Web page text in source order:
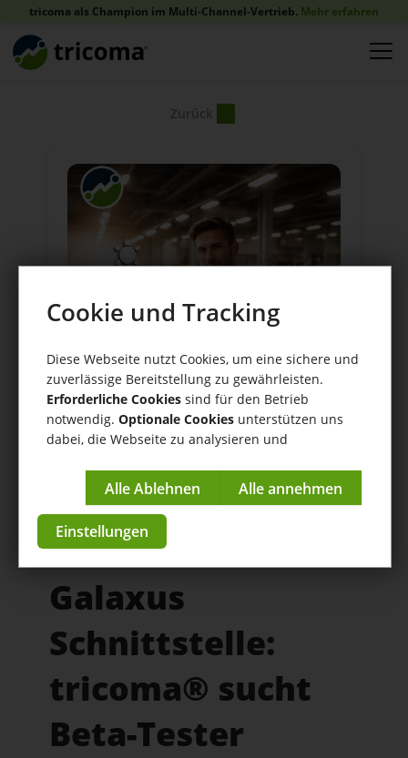
tricoma als Champion im Multi-Channel-Vertrieb. Mehr erfahren
Galaxus
Schnittstelle:
tricoma® sucht
Beta-Tester
Cookie und Tracking
Diese Webseite nutzt Cookies, um eine sichere und
zuverlässige Bereitstellung zu gewährleisten.
Erforderliche Cookies sind für den Betrieb
notwendig. Optionale Cookies unterstützen uns
dabei, die Webseite zu analysieren und
Impressum| Datenschutzerklärung
Einstellungen